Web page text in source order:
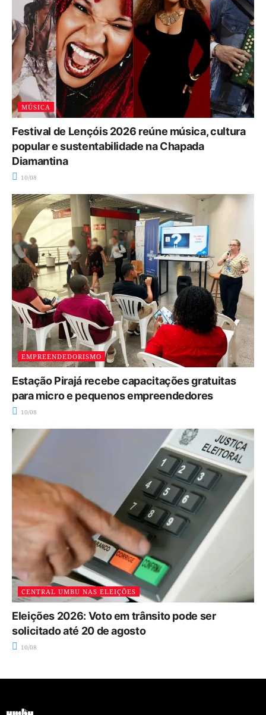
MÚSICA
Festival de Lençóis 2026 reúne música, cultura
popular e sustentabilidade na Chapada
Diamantina
10/08
EMPREENDEDORISMO
Estação Pirajá recebe capacitações gratuitas
para micro e pequenos empreendedores
10/08
CENTRAL UMBU NAS ELEIÇÕES
Eleições 2026: Voto em trânsito pode ser
solicitado até 20 de agosto
10/08